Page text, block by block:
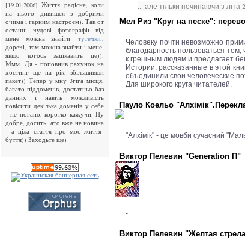
[19.01.2006] Життя радісне, коли
на нього дивишся з добрими
очима і гарним настроєм). Так от
останні чудові фотографії від
мене можна знайти
тутечки,
доречі, там можна знайти і мене,
якщо когось зацікавить це)).
Ммм. Дя - поповнив рахунок на
хостинг ще на рік, збільшивши
пакет)) Тепер у мну 3гіга місця,
багато піддоменів, достатньо баз
данних і навіть можливість
повісити декілька доменів у себе
- не погано, коротко кажучи. Ну
добре, досить, ато вже не новина
- а ціла стаття про моє життя-
буття)) Заходьте ще)
... але тільки починаючи з літа
Мел Риз "Круг на песке":
Человеку почти невозможно
благодарность пользоваться
к грешным людям и предлагает
Истории, рассказанные в этой
объединили свои человеческие
Для широкого круга читателей.
Пауло Коельо
"Алхімік" - це мовби сучасний
Виктор Пелевин "Generation П"
-
Виктор Пелевин "Желтая